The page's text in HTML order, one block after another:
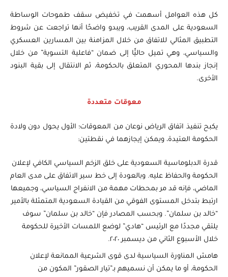
كل هذه العوامل أسهمت في تخفيض سقف طموحات الوساطة
السعودية على المدى القريب، ويبدو واضحًا أنها تراجعت عن شروط
التطبيق المثالي للاتفاق من خلال المزامنة بين المسارين العسكري
والسياسي، وهي تميل حاليًّا إلى ضمان “فاعلية التسوية” من خلال
إنجاز بندها المحوري المتعلق بالحكومة، ثم الانتقال إلى بقية البنود
الأخرى.
معوقات متعددة
يكبح تنفيذ اتفاق الرياض نوعان من المعوقات؛ الأول يحول دون ولادة
الحكومة العتيدة، ويمكن إيجازهما في نقطتين:
قدرة الدبلوماسية السعودية على خلق الزخم السياسي الكافي لإعلان
الحكومة والحفاظ عليه. وبالعودة إلى خط سير الاتفاق على مدى العام
الماضي، فإنه قد مر بمحطات مهمة من الانفراج السياسي، وجميعها
ارتبط بتدخل المستوى الفوقي من القيادة السعودية المتمثلة بالأمير
“خالد بن سلمان”. وبحسب المصادر فإن “خالد بن سلمان” سوف
يلتقي مجددًا مع الرئيس “هادي” لوضع اللمسات الأخيرة للحكومة
خلال الأسبوع الثاني من ديسمبر ٢٠٢٠.
هامش المناورة السياسية لدى قوى الشرعية الممانعة لإعلان
الحكومة، أو ما يمكن أن نسميهم بـ”تيار الصقور” المكون من